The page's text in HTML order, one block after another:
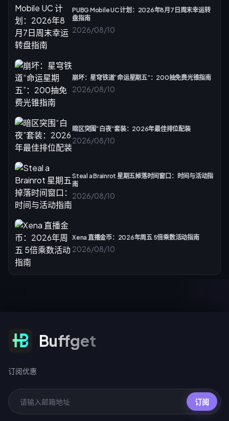
PUBG Mobile UC 计划：2026年8月7日周末幸运转
盘指南
2026/08/10
崩坏：星穹铁道“命运星期五”：200抽免费光锥指南
2026/08/10
暗区突围“白夜”套装：2026年最佳排位配装
2026/08/10
Steal a Brainrot 星期五掉落时间窗口：时间与活动指
南
2026/08/10
Xena 直播金币：2026年周五 5倍乘数活动指南
2026/08/10
订阅优惠 Buffget
订阅优惠
订阅